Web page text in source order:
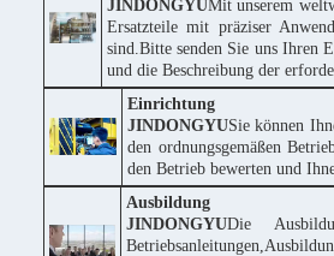
JINDONGYUMit unserem
Ersatzteile mit präziser
sind.Bitte senden Sie uns Ihren
und die Beschreibung der
Einrichtung
JINDONGYUSie können
den ordnungsgemäßen
den Betrieb bewerten und
Ausbildung
JINDONGYUDie